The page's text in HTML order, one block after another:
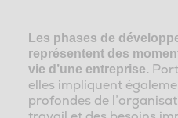
Les phases de
représentent des
vie d’une entreprise.
elles impliquent
profondes de